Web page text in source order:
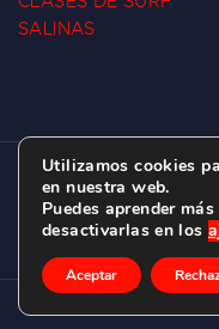
SALINAS
ESCUELA DE
C/ BERNARDO
Utilizamos cookies
en nuestra web.
Puedes aprender
desactivarlas en los
Aceptar